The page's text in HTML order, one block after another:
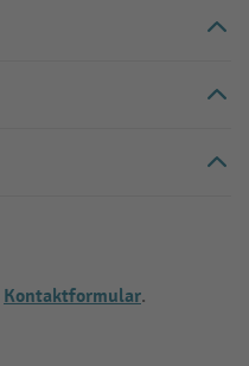
Kontaktformular.